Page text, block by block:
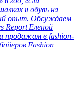
и обувь на
опыт. Обсуждаем
Report Еленой
продажам в fashion-
Fashion